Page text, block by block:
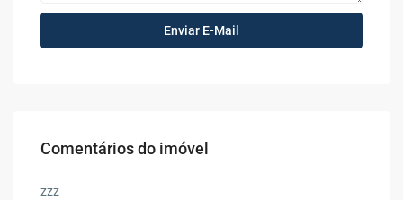
Comentários do imóvel
zzz